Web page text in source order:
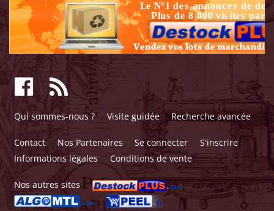
Qui sommes-nous ? Visite guidée Recherche avancée
Contact Nos Partenaires Se connecter
S'inscrire
Informations légales
Conditions de vente
Nos autres sites